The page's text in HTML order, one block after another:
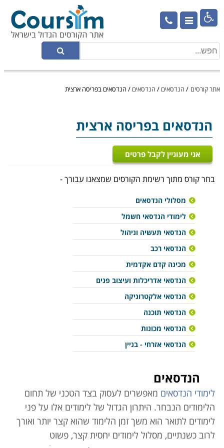

אתר קורסים / הנדסאים / הנדסאים / הנדסאים בפריסה ארצית
הנדסאים בפריסה ארצית
אני מעוניין לקבל פרטים
בחר קורס מתוך רשימת הקורסים שמצאנו עבורך -
מסלולי הנדסאים
לימודי הנדסאי חשמל
הנדסאי תעשיה וניהול
הנדסאי רכב
מכינה קדם אקדמית
הנדסאי אדריכלות ועיצוב פנים
הנדסאי אלקטרוניקה
הנדסאי תוכנה
הנדסאי מכונות
הנדסאי אזרחי - בניין
הנדסאים
לימודי הנדסאים מאפשרים לעסוק בצד הטכני של תחום
הלימודים הנבחר. היתרון הגדול של לימודים אלו על פני
לימודים לתואר הוא משך זמן הלימוד שהוא קצר יותר ואורך
לרוב כשנתיים, מסלול לימודים יחסית קצר, פשוט